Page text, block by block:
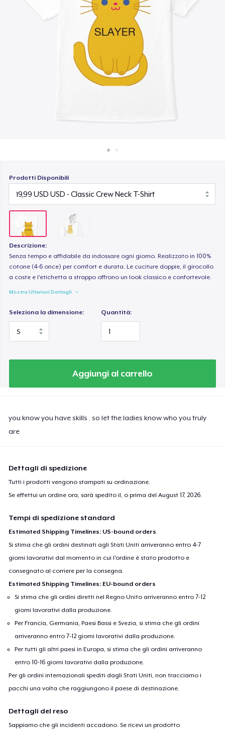
Vendi ovunque
Vendi qualsiasi cosa
Prodotti Disponibili
Descrizione:
Senza tempo e affidabile da indossare ogni giorno. Realizzato in 100%
cotone (4-6 once) per comfort e durata. Le cuciture doppie, il girocollo
a coste e l'etichetta a strappo offrono un look classico e confortevole.
Mostra Ulteriori Dettagli
Seleziona la dimensione: Quantità:
Aggiungi al carrello
you know you have skills . so let the ladies know who you truly
are
Dettagli di spedizione
Tutti i prodotti vengono stampati su ordinazione.
Se effettui un ordine ora, sarà spedito il, o prima delAugust 17, 2026.
Tempi di spedizione standard
Estimated Shipping Timelines: US-bound orders
Si stima che gli ordini destinati agli Stati Uniti arriveranno entro 4-7
giorni lavorativi dal momento in cui l'ordine è stato prodotto e
consegnato al corriere per la consegna.
Estimated Shipping Timelines: EU-bound orders
Si stima che gli ordini diretti nel Regno Unito arriveranno entro 7-12
giorni lavorativi dalla produzione.
Per Francia, Germania, Paesi Bassi e Svezia, si stima che gli ordini
arriveranno entro 7-12 giorni lavorativi dalla produzione.
Per tutti gli altri paesi in Europa, si stima che gli ordini arriveranno
entro 10-16 giorni lavorativi dalla produzione.
Per gli ordini internazionali spediti dagli Stati Uniti, non tracciamo i
pacchi una volta che raggiungono il paese di destinazione.
Dettagli del reso
Sappiamo che gli incidenti accadono. Se ricevi un prodotto